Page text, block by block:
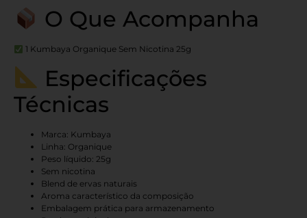
O Que Acompanha
1 Kumbaya Organique Sem Nicotina 25g
Especificações
Técnicas
Marca: Kumbaya
Linha: Organique
Peso líquido: 25g
Sem nicotina
Blend de ervas naturais
Aroma característico da composição
Embalagem prática para armazenamento